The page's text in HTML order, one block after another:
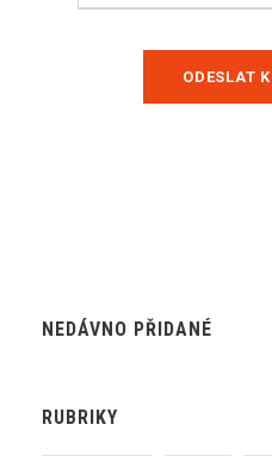
NEDÁVNO PŘIDANÉ
RUBRIKY